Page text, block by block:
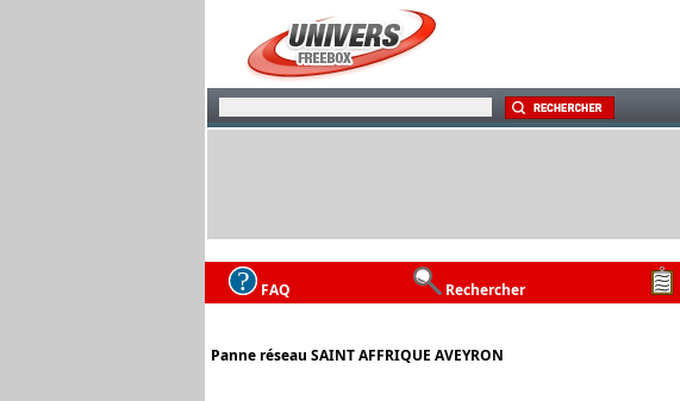
FAQ Rechercher
Panne réseau SAINT AFFRIQUE AVEYRON